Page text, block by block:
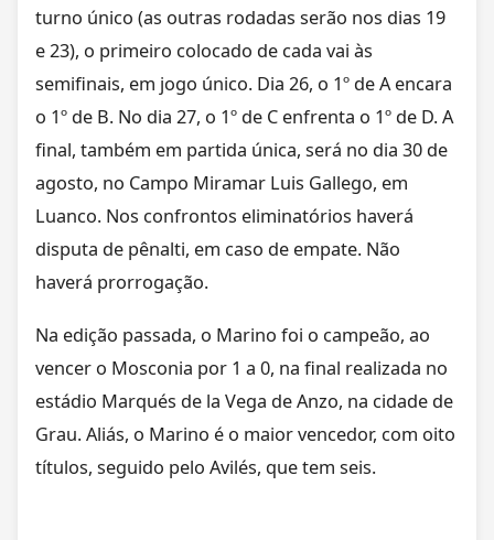
turno único (as outras rodadas serão nos dias 19
e 23), o primeiro colocado de cada vai às
semifinais, em jogo único. Dia 26, o 1º de A encara
o 1º de B. No dia 27, o 1º de C enfrenta o 1º de D. A
final, também em partida única, será no dia 30 de
agosto, no Campo Miramar Luis Gallego, em
Luanco. Nos confrontos eliminatórios haverá
disputa de pênalti, em caso de empate. Não
haverá prorrogação.
Na edição passada, o Marino foi o campeão, ao
vencer o Mosconia por 1 a 0, na final realizada no
estádio Marqués de la Vega de Anzo, na cidade de
Grau. Aliás, o Marino é o maior vencedor, com oito
títulos, seguido pelo Avilés, que tem seis.